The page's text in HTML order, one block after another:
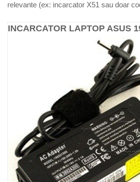
relevante (ex: incarcator X51 sau doar
INCARCATOR LAPTOP ASUS